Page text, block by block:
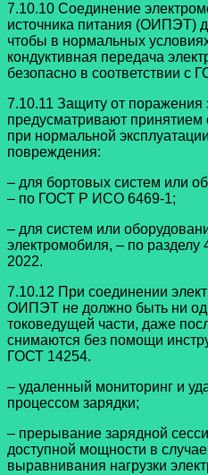
7.10.10 Соединение
источника питания (ОИПЭТ)
чтобы в нормальных
кондуктивная передача
безопасно в соответствии с
7.10.11 Защиту от поражения
предусматривают принятием
при нормальной
повреждения:
– для бортовых систем или
– по ГОСТ Р ИСО 6469-1;
– для систем или
электромобиля, – по
2022.
7.10.12 При соединении
ОИПЭТ не должно быть ни
токоведущей части, даже
снимаются без помощи
ГОСТ 14254.
– удаленный мониторинг и
процессом зарядки;
– прерывание зарядной
доступной мощности в
выравнивания нагрузки